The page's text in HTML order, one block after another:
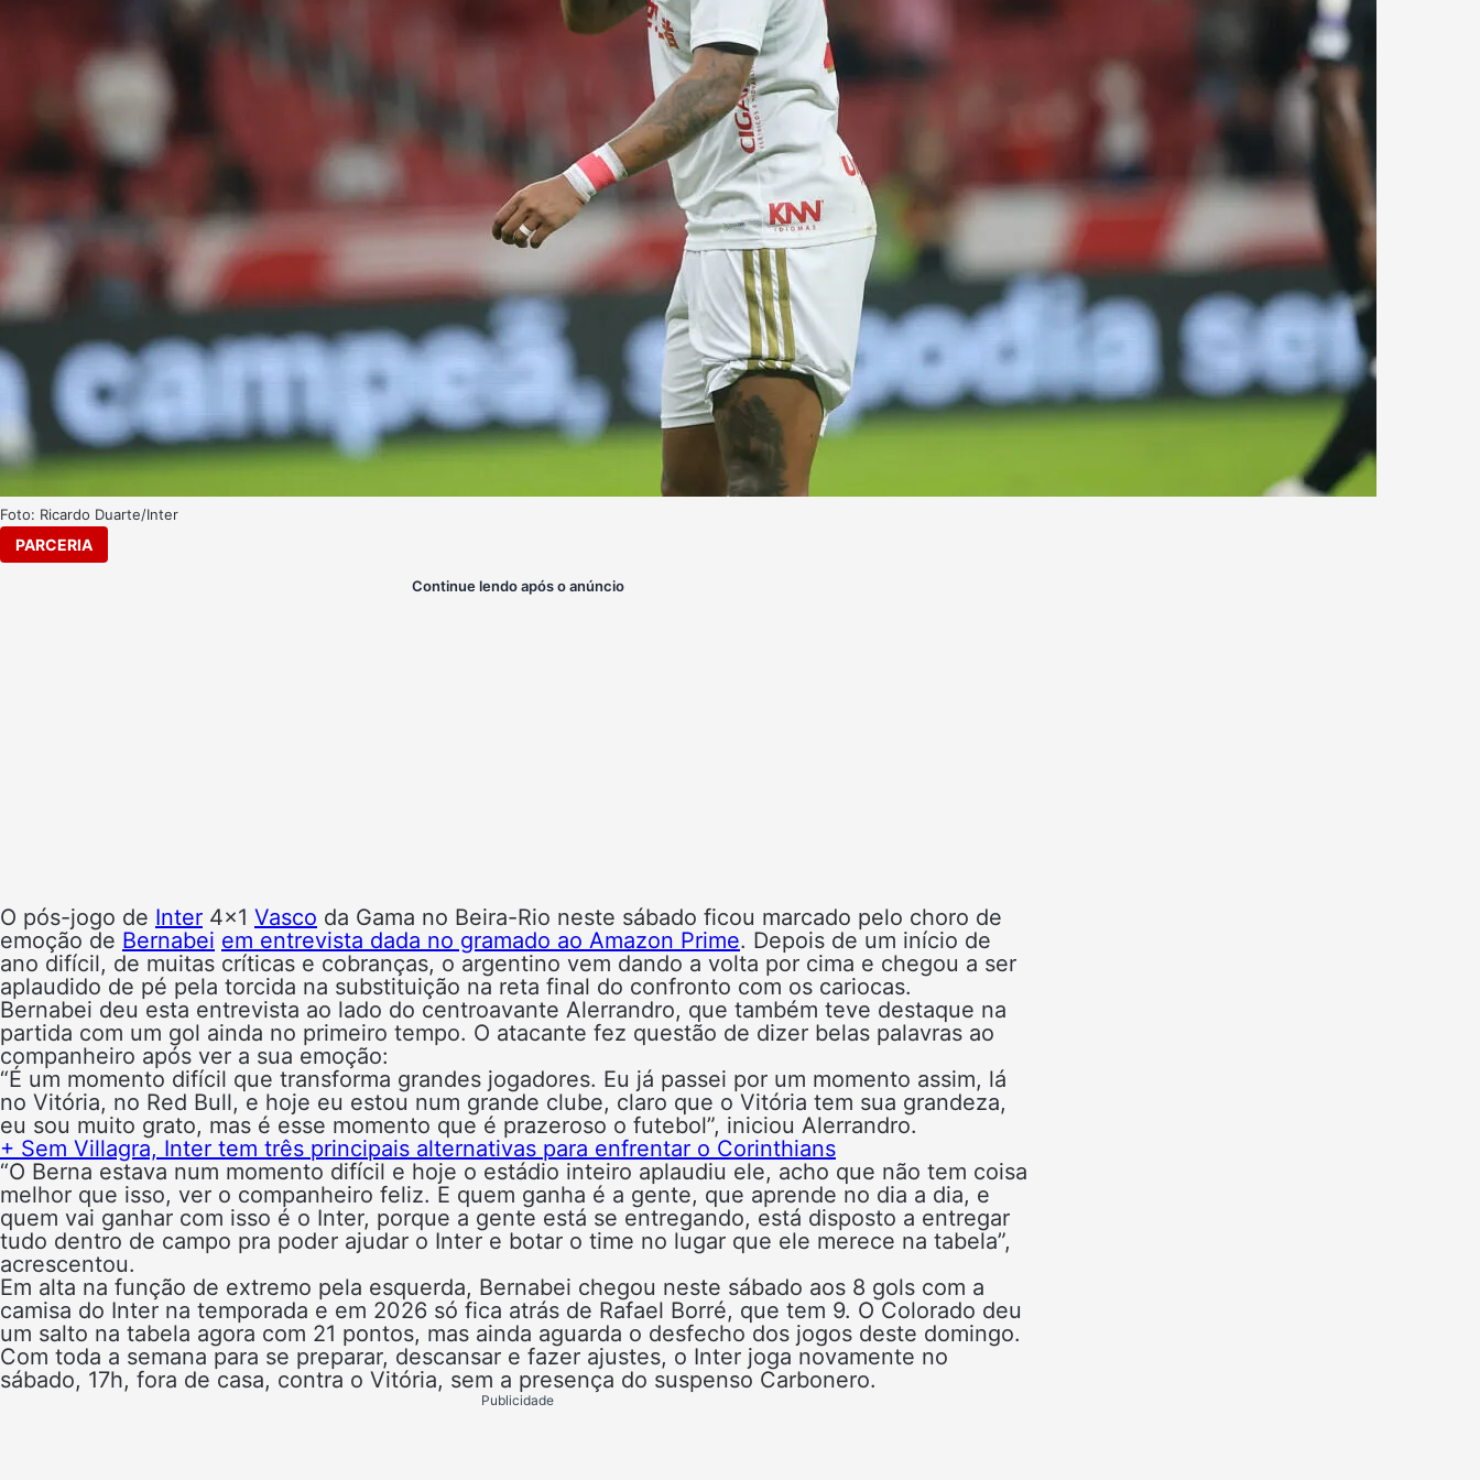
Foto: Ricardo Duarte/Inter
PARCERIA
Continue lendo após o anúncio
O pós-jogo de Inter 4×1 Vasco da Gama no Beira-Rio neste sábado ficou marcado pelo choro de
emoção de Bernabei em entrevista dada no gramado ao Amazon Prime. Depois de um início de
ano difícil, de muitas críticas e cobranças, o argentino vem dando a volta por cima e chegou a ser
aplaudido de pé pela torcida na substituição na reta final do confronto com os cariocas.
Bernabei deu esta entrevista ao lado do centroavante Alerrandro, que também teve destaque na
partida com um gol ainda no primeiro tempo. O atacante fez questão de dizer belas palavras ao
companheiro após ver a sua emoção:
“É um momento difícil que transforma grandes jogadores. Eu já passei por um momento assim, lá
no Vitória, no Red Bull, e hoje eu estou num grande clube, claro que o Vitória tem sua grandeza,
eu sou muito grato, mas é esse momento que é prazeroso o futebol”, iniciou Alerrandro.
+ Sem Villagra, Inter tem três principais alternativas para enfrentar o Corinthians
“O Berna estava num momento difícil e hoje o estádio inteiro aplaudiu ele, acho que não tem coisa
melhor que isso, ver o companheiro feliz. E quem ganha é a gente, que aprende no dia a dia, e
quem vai ganhar com isso é o Inter, porque a gente está se entregando, está disposto a entregar
tudo dentro de campo pra poder ajudar o Inter e botar o time no lugar que ele merece na tabela”,
acrescentou.
Em alta na função de extremo pela esquerda, Bernabei chegou neste sábado aos 8 gols com a
camisa do Inter na temporada e em 2026 só fica atrás de Rafael Borré, que tem 9. O Colorado deu
um salto na tabela agora com 21 pontos, mas ainda aguarda o desfecho dos jogos deste domingo.
Com toda a semana para se preparar, descansar e fazer ajustes, o Inter joga novamente no
sábado, 17h, fora de casa, contra o Vitória, sem a presença do suspenso Carbonero.
Publicidade